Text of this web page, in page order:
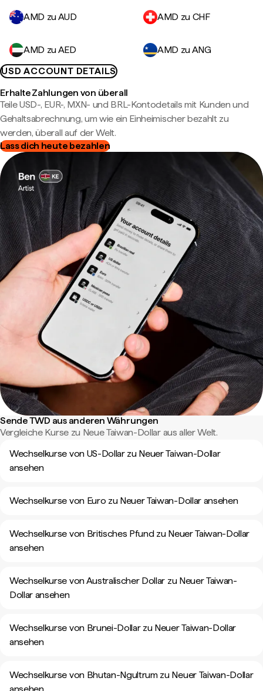
AMD zu AUD AMD zu CHF
AMD zu AED
AMD zu ANG
USD ACCOUNT DETAILS
Erhalte Zahlungen von überall
Teile USD-, EUR-, MXN- und BRL-Kontodetails mit Kunden und
Gehaltsabrechnung, um wie ein Einheimischer bezahlt zu
werden, überall auf der Welt.
Lass dich heute bezahlen
Sende TWD aus anderen Währungen
Vergleiche Kurse zu Neue Taiwan-Dollar aus aller Welt.
Wechselkurse von US-Dollar zu Neuer Taiwan-Dollar
ansehen
Wechselkurse von Euro zu Neuer Taiwan-Dollar ansehen
Wechselkurse von Britisches Pfund zu Neuer Taiwan-Dollar
ansehen
Wechselkurse von Australischer Dollar zu Neuer Taiwan-
Dollar ansehen
Wechselkurse von Brunei-Dollar zu Neuer Taiwan-Dollar
ansehen
Wechselkurse von Bhutan-Ngultrum zu Neuer Taiwan-Dollar